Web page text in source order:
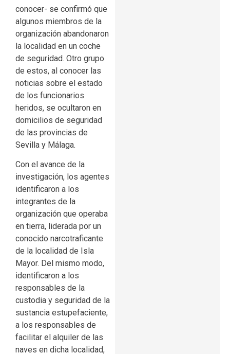
conocer- se confirmó que
algunos miembros de la
organización abandonaron
la localidad en un coche
de seguridad. Otro grupo
de estos, al conocer las
noticias sobre el estado
de los funcionarios
heridos, se ocultaron en
domicilios de seguridad
de las provincias de
Sevilla y Málaga.
Con el avance de la
investigación, los agentes
identificaron a los
integrantes de la
organización que operaba
en tierra, liderada por un
conocido narcotraficante
de la localidad de Isla
Mayor. Del mismo modo,
identificaron a los
responsables de la
custodia y seguridad de la
sustancia estupefaciente,
a los responsables de
facilitar el alquiler de las
naves en dicha localidad,